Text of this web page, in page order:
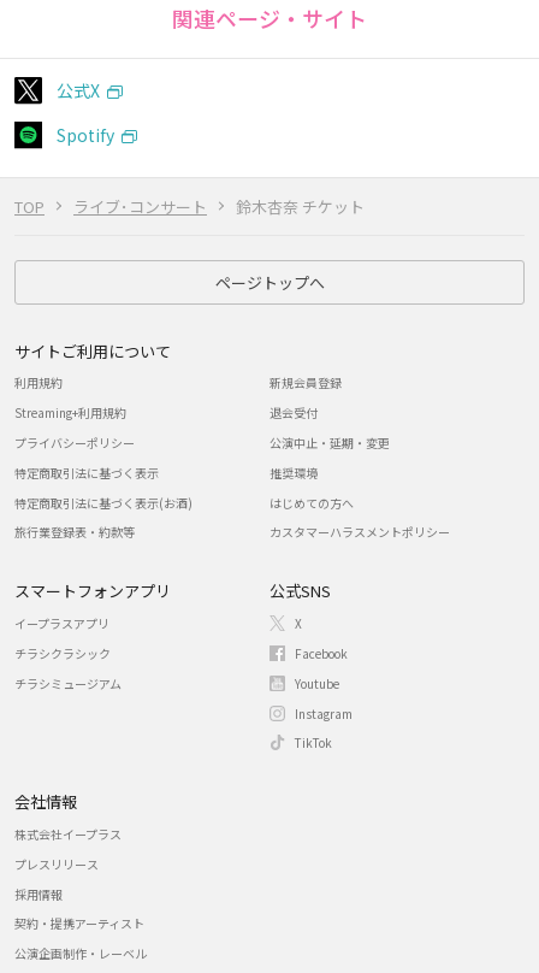
TOP ライブ･コンサート 鈴木杏奈 チケット
関連ページ・サイト
公式X
Spotify
ページトップへ
サイトご利用について
利用規約
Streaming+利用規約
プライバシーポリシー
特定商取引法に基づく表示
特定商取引法に基づく表示(お酒)
旅行業登録表・約款等
新規会員登録
退会受付
公演中止・延期・変更
推奨環境
はじめての方へ
カスタマーハラスメントポリシー
スマートフォンアプリ
イープラスアプリ
チラシクラシック
チラシミュージアム
公式SNS
X
Facebook
Youtube
Instagram
TikTok
会社情報
株式会社イープラス
プレスリリース
採用情報
契約・提携アーティスト
公演企画制作・レーベル